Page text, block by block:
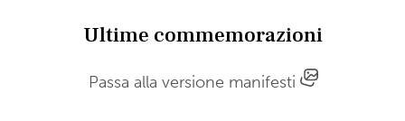
Ultime commemorazioni
Passa alla versione manifesti